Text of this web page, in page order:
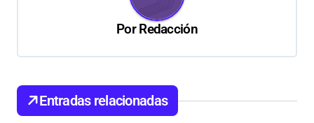
ó
PorRedacción
Entradas relacionadas